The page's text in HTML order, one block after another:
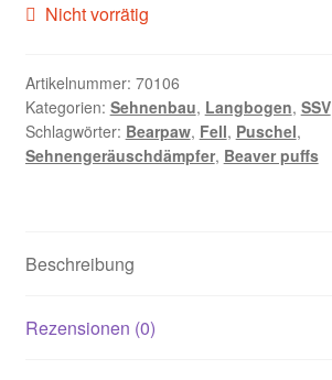
Nicht vorrätig
Artikelnummer: 70106
Kategorien: Sehnenbau, Langbogen, SSV
Schlagwörter: Bearpaw, Fell, Puschel,
Sehnengeräuschdämpfer, Beaver puffs
Beschreibung
Rezensionen (0)